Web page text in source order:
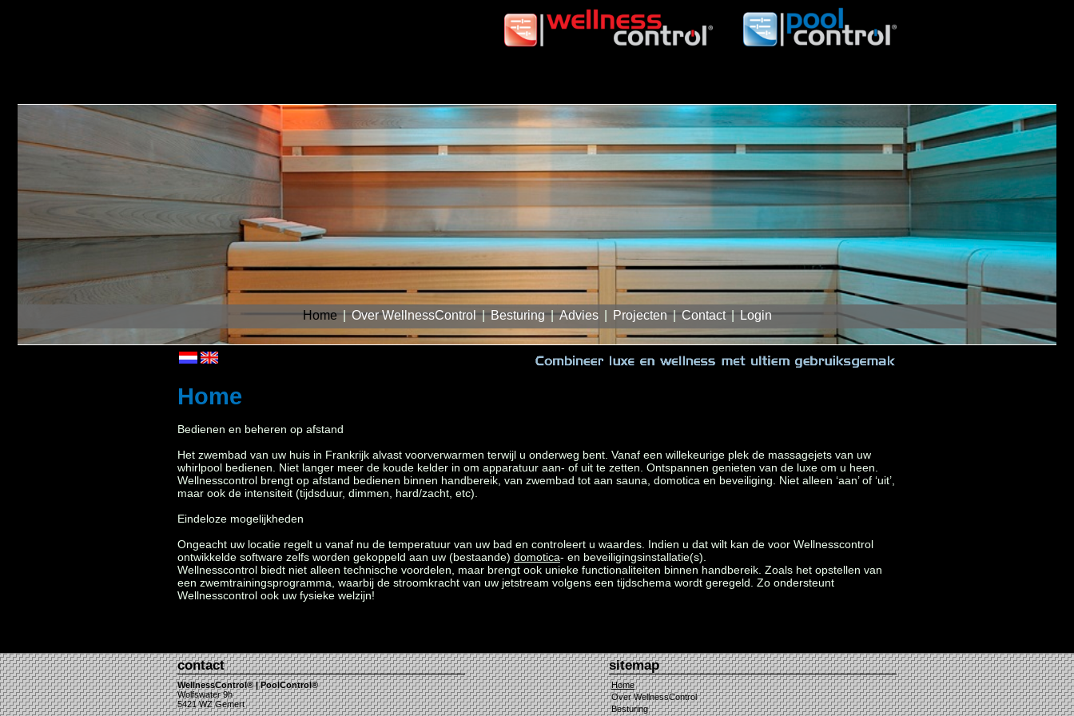
Home|Over WellnessControl|Besturing|Advies Projecten|Contact|Login
Home
Bedienen en beheren op afstand
Het zwembad van uw huis in Frankrijk alvast voorverwarmen terwijl u onderweg bent. Vanaf een willekeurige plek de massagejets van uw
whirlpool bedienen. Niet langer meer de koude kelder in om apparatuur aan- of uit te zetten. Ontspannen genieten van de luxe om u heen.
Wellnesscontrol brengt op afstand bedienen binnen handbereik, van zwembad tot aan sauna, domotica en beveiliging. Niet alleen ‘aan’ of ‘uit’,
maar ook de intensiteit (tijdsduur, dimmen, hard/zacht, etc).
Eindeloze mogelijkheden
Ongeacht uw locatie regelt u vanaf nu de temperatuur van uw bad en controleert u waardes. Indien u dat wilt kan de voor Wellnesscontrol
ontwikkelde software zelfs worden gekoppeld aan uw (bestaande) domotica- en beveiligingsinstallatie(s).
Wellnesscontrol biedt niet alleen technische voordelen, maar brengt ook unieke functionaliteiten binnen handbereik. Zoals het opstellen van
een zwemtrainingsprogramma, waarbij de stroomkracht van uw jetstream volgens een tijdschema wordt geregeld. Zo ondersteunt
Wellnesscontrol ook uw fysieke welzijn!
contact
WellnessControl® | PoolControl®
Wolfswater 9h
5421 WZ Gemert
sitemap
Home
Over WellnessControl
Besturing